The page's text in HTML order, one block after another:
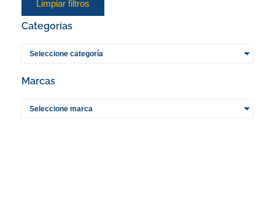
a
p
p
Limpiar filtros
Categorías
Seleccione categoría
Marcas
Seleccione marca